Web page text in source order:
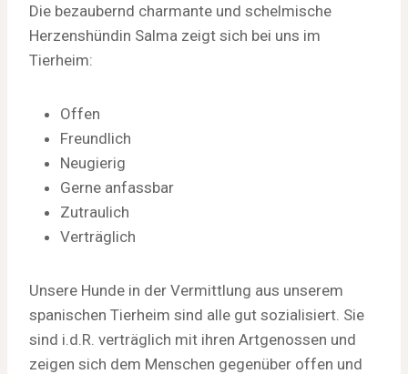
Die bezaubernd charmante und schelmische
Herzenshündin Salma zeigt sich bei uns im
Tierheim:
Offen
Freundlich
Neugierig
Gerne anfassbar
Zutraulich
Verträglich
Unsere Hunde in der Vermittlung aus unserem
spanischen Tierheim sind alle gut sozialisiert. Sie
sind i.d.R. verträglich mit ihren Artgenossen und
zeigen sich dem Menschen gegenüber offen und